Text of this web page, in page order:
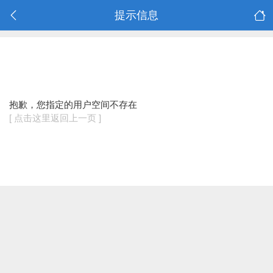
提示信息
抱歉，您指定的用户空间不存在
[ 点击这里返回上一页 ]